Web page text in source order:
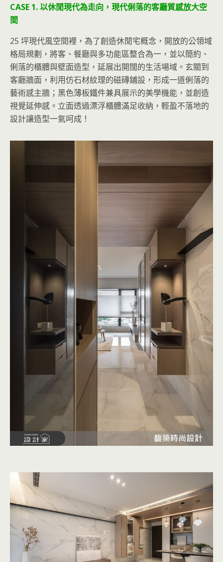
CASE 1. 以休閒現代為走向，現代俐落的客廳質感放大空
間
25 坪現代風空間裡，為了創造休閒宅概念，開放的公領域
格局規劃，將客、餐廳與多功能區整合為一，並以簡約、
俐落的櫃體與壁面造型，延展出開闊的生活場域。玄關到
客廳牆面，利用仿石材紋理的磁磚鋪設，形成一道俐落的
藝術感主牆；黑色薄板鐵件兼具展示的美學機能，並創造
視覺延伸感。立面透過漂浮櫃體滿足收納，輕盈不落地的
設計讓造型一氣呵成！